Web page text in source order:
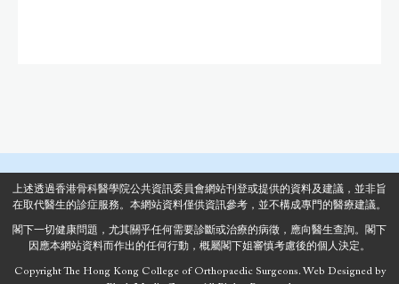
上述透過香港骨科醫學院公共資訊委員會網站刊登或提供的資料及建議，並非旨
在取代醫生的診症服務。本網站資料僅供資訊參考，並不構成專門的醫療建議。
閣下一切健康問題，尤其關乎任何需要診斷或治療的病徵，應向醫生查詢。閣下
因應本網站資料而作出的任何行動，概屬閣下姐審慎考慮後的個人決定。
Copyright The Hong Kong College of Orthopaedic Surgeons.Web Designedby